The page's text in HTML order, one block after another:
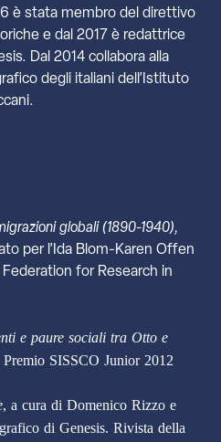
è stata membro del direttivo
e dal 2017 è redattrice
Dal 2014 collabora alla
degli italiani dell’Istituto
globali (1890-1940),
per l’Ida Blom-Karen Offen
for Research in
e paure sociali tra Otto e
SISSCO Junior 2012
, a cura di Domenico Rizzo e
di Genesis. Rivista della